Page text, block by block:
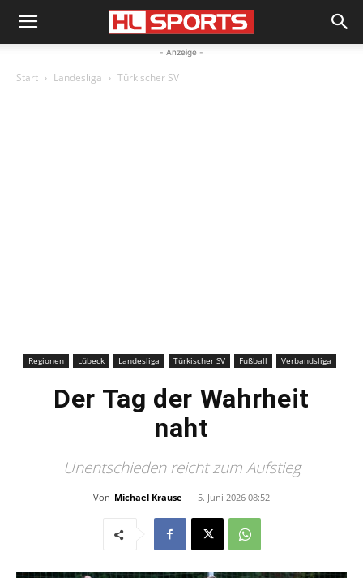
- Anzeige -
Start Landesliga Türkischer SV
Regionen Lübeck Landesliga Türkischer SV Fußball Verbandsliga
Der Tag der Wahrheit
naht
Unentschieden reicht zum Aufstieg
Von Michael Krause - 5. Juni 2026 08:52